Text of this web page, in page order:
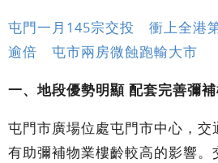
屯門一月145宗交投 衝上全港
逾倍 屯市兩房微蝕跑輸大市
一、地段優勢明顯 配套完善彌
屯門市廣場位處屯門市中心，交
有助彌補物業樓齡較高的影響。